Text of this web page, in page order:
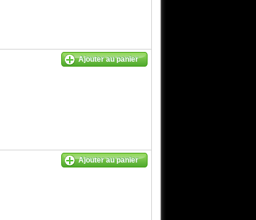
Ajouter au panier
Ajouter au panier